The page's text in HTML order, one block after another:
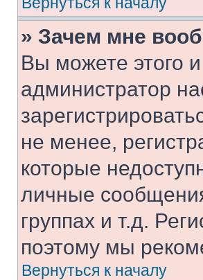
» Зачем мне
Вы можете этого
администратор
не менее,
которые
личные
группах и т.д.
поэтому мы
Вернуться к началу